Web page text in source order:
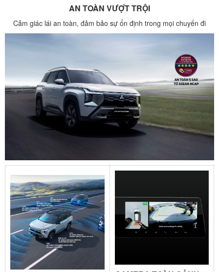
AN TOÀN VƯỢT TRỘI
Cảm giác lái an toàn, đảm bảo sự ổn định trong mọi chuyến đi